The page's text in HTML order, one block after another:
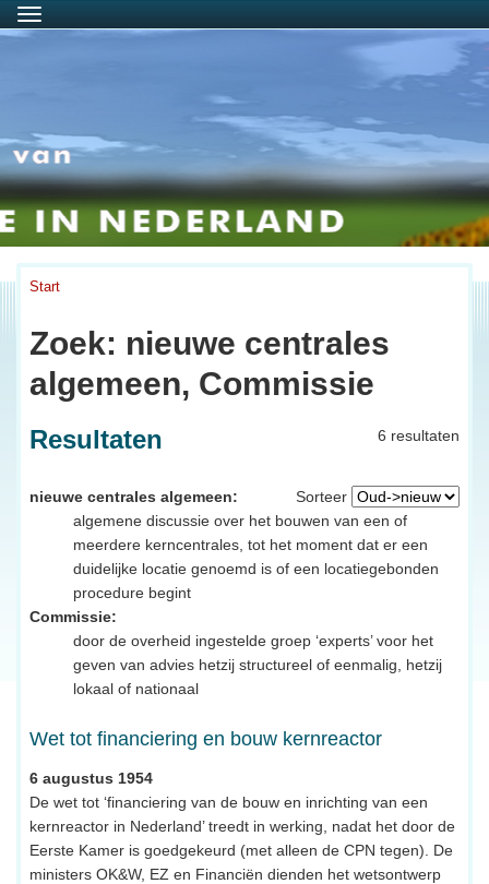
Menu
Start
Zoek: nieuwe centrales
algemeen, Commissie
6 resultaten
Resultaten
Sorteer
nieuwe centrales algemeen:
algemene discussie over het bouwen van een of
meerdere kerncentrales, tot het moment dat er een
duidelijke locatie genoemd is of een locatiegebonden
procedure begint
Commissie:
door de overheid ingestelde groep ‘experts’ voor het
geven van advies hetzij structureel of eenmalig, hetzij
lokaal of nationaal
Wet tot financiering en bouw kernreactor
6 augustus 1954
De wet tot ‘financiering van de bouw en inrichting van een
kernreactor in Nederland’ treedt in werking, nadat het door de
Eerste Kamer is goedgekeurd (met alleen de CPN tegen). De
ministers OK&W, EZ en Financiën dienden het wetsontwerp